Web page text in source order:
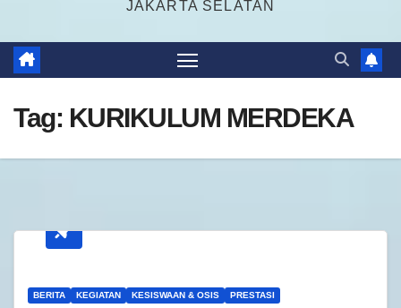
JAKARTA SELATAN
Tag: KURIKULUM MERDEKA
BERITA KEGIATAN KESISWAAN & OSIS PRESTASI